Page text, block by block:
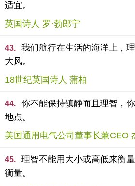
适宜。
英国诗人 罗·勃郎宁
43.
我们航行在生活的海洋上，
大风。
18世纪英国诗人 蒲柏
44.
你不能保持镇静而且理智，
地点。
美国通用电气公司董事长兼CEO
45.
理智不能用大小或高低来衡
衡量。